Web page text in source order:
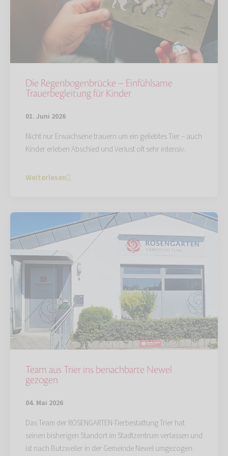
Die Regenbogenbrücke – Einfühlsame
Trauerbegleitung für Kinder
01. Juni 2026
Nicht nur Erwachsene trauern um ein geliebtes Tier – auch
Kinder erleben Abschied und Verlust oft sehr intensiv.
Weiterlesen
Team aus Trier ins benachbarte Newel
gezogen
04. Mai 2026
Das Team der ROSENGARTEN-Tierbestattung Trier hat
seinen bisherigen Standort im Stadtzentrum verlassen und
ist nach Butzweiler in der Gemeinde Newel umgezogen.